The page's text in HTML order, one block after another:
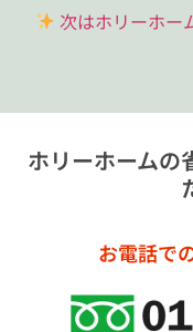
次はホリーホ
ホリーホームの
お電話で